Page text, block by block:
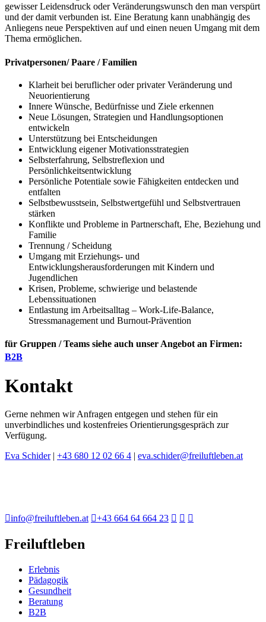
gewisser Leidensdruck oder Veränderungswunsch den man verspürt
und der damit verbunden ist. Eine Beratung kann unabhängig des
Anliegens neue Perspektiven auf und einen neuen Umgang mit dem
Thema ermöglichen.
Privatpersonen/ Paare / Familien
Klarheit bei beruflicher oder privater Veränderung und
Neuorientierung
Innere Wünsche, Bedürfnisse und Ziele erkennen
Neue Lösungen, Strategien und Handlungsoptionen
entwickeln
Unterstützung bei Entscheidungen
Entwicklung eigener Motivationsstrategien
Selbsterfahrung, Selbstreflexion und
Persönlichkeitsentwicklung
Persönliche Potentiale sowie Fähigkeiten entdecken und
entfalten
Selbstbewusstsein, Selbstwertgefühl und Selbstvertrauen
stärken
Konflikte und Probleme in Partnerschaft, Ehe, Beziehung und
Familie
Trennung / Scheidung
Umgang mit Erziehungs- und
Entwicklungsherausforderungen mit Kindern und
Jugendlichen
Krisen, Probleme, schwierige und belastende
Lebenssituationen
Entlastung im Arbeitsalltag – Work-Life-Balance,
Stressmanagement und Burnout-Prävention
für Gruppen / Teams siehe auch unser Angebot an Firmen:
B2B
Kontakt
Gerne nehmen wir Anfragen entgegen und stehen für ein
unverbindliches und kostenfreies Orientierungsgespräch zur
Verfügung.
Eva Schider| +43 680 12 02 66 4 | eva.schider@freiluftleben.at
info@freiluftleben.at +43 664 64 664 23
Freiluftleben
Erlebnis
Pädagogik
Gesundheit
Beratung
B2B